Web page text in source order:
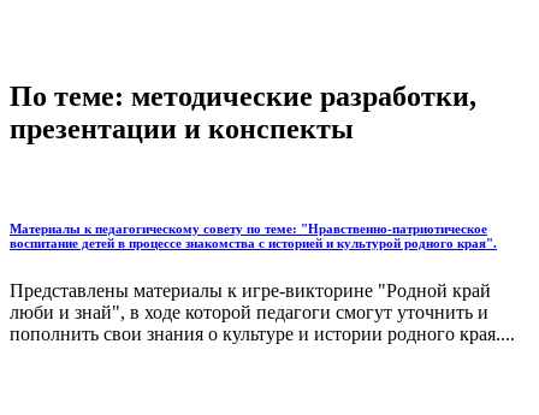
По теме: методические разработки,
презентации и конспекты
Материалы к педагогическому совету по теме: "Нравственно-патриотическое
воспитание детей в процессе знакомства с историей и культурой родного края".
Представлены материалы к игре-викторине "Родной край
люби и знай", в ходе которой педагоги смогут уточнить и
пополнить свои знания о культуре и истории родного края....